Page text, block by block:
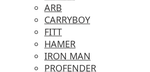
ARB
CARRYBOY
FITT
HAMER
IRON MAN
PROFENDER